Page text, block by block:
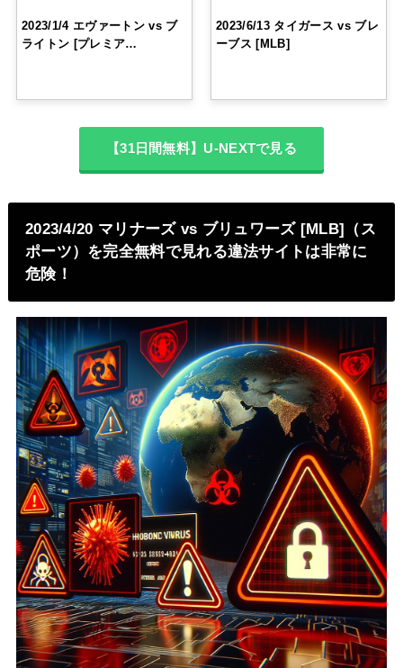
2023/1/4 エヴァートン vs ブ
ライトン [プレミア…
2023/6/13 タイガース vs ブレ
ーブス [MLB]
【31日間無料】U-NEXTで見る
2023/4/20 マリナーズ vs ブリュワーズ [MLB]（ス
ポーツ）を完全無料で見れる違法サイトは非常に
危険！